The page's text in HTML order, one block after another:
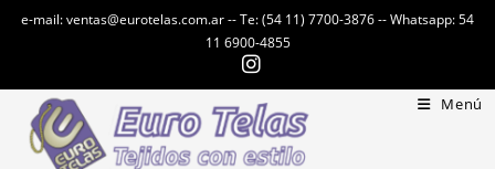
e-mail: ventas@eurotelas.com.ar -- Te: (54 11) 7700-3876 -- Whatsapp: 54
11 6900-4855
Menú